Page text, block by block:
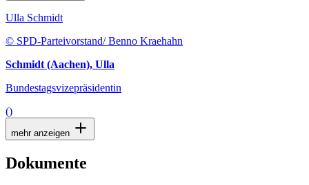
Ulla Schmidt
© SPD-Parteivorstand/ Benno Kraehahn
Schmidt (Aachen), Ulla
Bundestagsvizepräsidentin
()
mehr anzeigen
Dokumente